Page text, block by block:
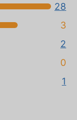
28
3
2
0
1